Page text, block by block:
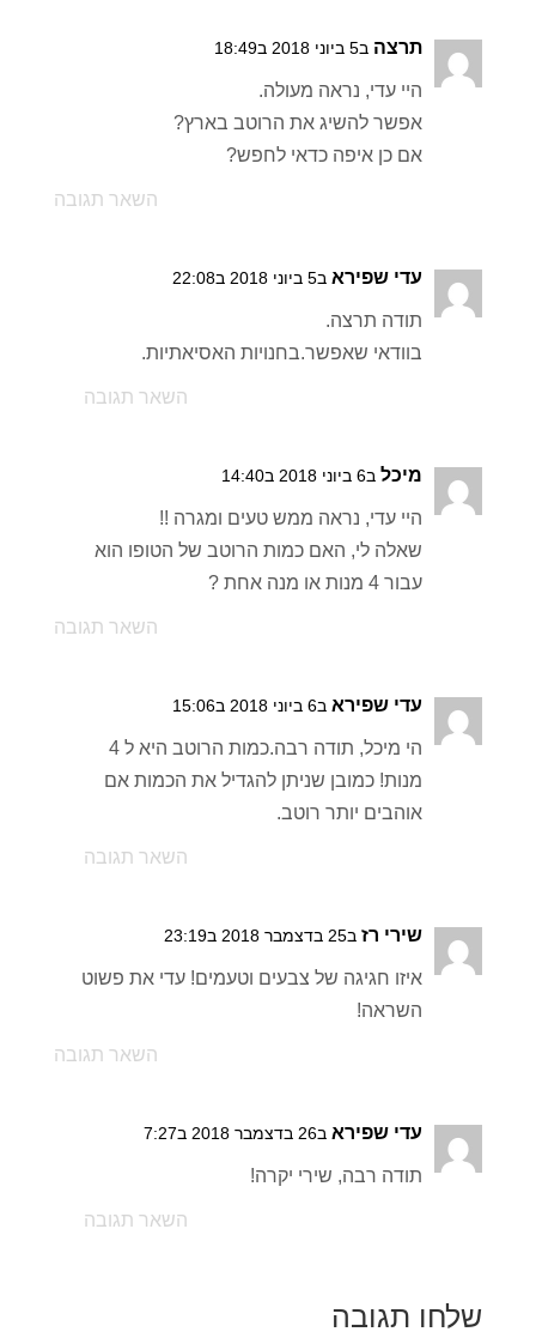
תרצה ב5 ביוני 2018 ב18:49
היי עדי, נראה מעולה.
אפשר להשיג את הרוטב בארץ?
אם כן איפה כדאי לחפש?
השאר תגובה
עדי שפירא ב5 ביוני 2018 ב22:08
תודה תרצה.
בוודאי שאפשר.בחנויות האסיאתיות.
השאר תגובה
מיכל ב6 ביוני 2018 ב14:40
היי עדי, נראה ממש טעים ומגרה !!
שאלה לי, האם כמות הרוטב של הטופו הוא
עבור 4 מנות או מנה אחת ?
השאר תגובה
עדי שפירא ב6 ביוני 2018 ב15:06
הי מיכל, תודה רבה.כמות הרוטב היא ל 4
מנות! כמובן שניתן להגדיל את הכמות אם
אוהבים יותר רוטב.
השאר תגובה
שירי רז ב25 בדצמבר 2018 ב23:19
איזו חגיגה של צבעים וטעמים! עדי את פשוט
השראה!
השאר תגובה
עדי שפירא ב26 בדצמבר 2018 ב7:27
תודה רבה, שירי יקרה!
השאר תגובה
שלחו תגובה